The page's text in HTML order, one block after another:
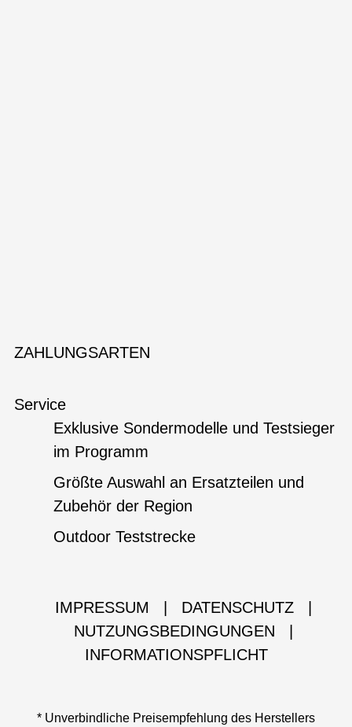
ZAHLUNGSARTEN
Service
Exklusive Sondermodelle und Testsieger
im Programm
Größte Auswahl an Ersatzteilen und
Zubehör der Region
Outdoor Teststrecke
IMPRESSUM DATENSCHUTZ
NUTZUNGSBEDINGUNGEN
INFORMATIONSPFLICHT
* Unverbindliche Preisempfehlung des Herstellers